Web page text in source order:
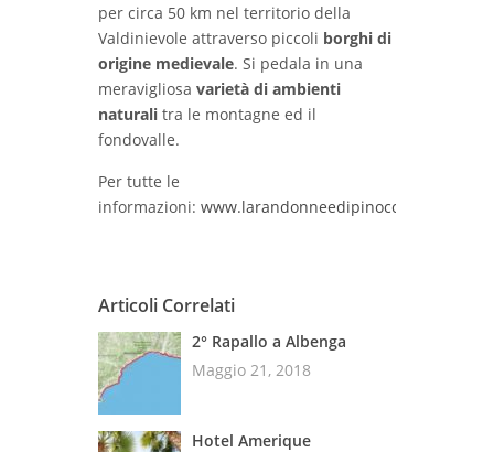
per circa 50 km nel territorio della
Valdinievole attraverso piccoli borghi di
origine medievale. Si pedala in una
meravigliosa varietà di ambienti
naturali tra le montagne ed il
fondovalle.
Per tutte le
informazioni: www.larandonneedipinocchio.it
Articoli Correlati
2° Rapallo a Albenga
Maggio 21, 2018
Hotel Amerique